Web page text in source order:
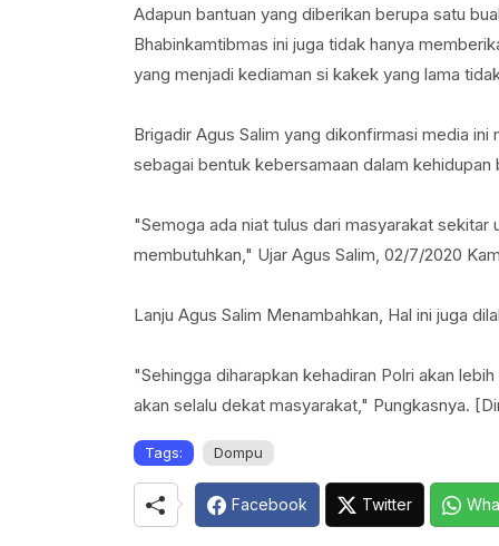
Adapun bantuan yang diberikan berupa satu
Bhabinkamtibmas ini juga tidak hanya
yang menjadi kediaman si kakek yang lama
Brigadir Agus Salim yang dikonfirmasi media
sebagai bentuk kebersamaan dalam kehidupan
"Semoga ada niat tulus dari masyarakat
membutuhkan," Ujar Agus Salim, 02/7/2020
Lanju Agus Salim Menambahkan, Hal ini juga
"Sehingga diharapkan kehadiran Polri akan
akan selalu dekat masyarakat," Pungkasnya.
Tags: Dompu
Facebook Twitter